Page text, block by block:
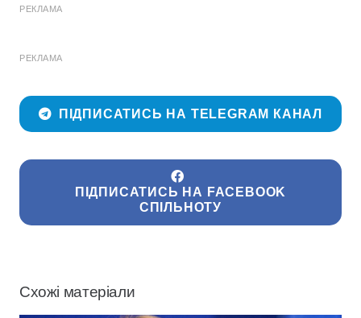
РЕКЛАМА
РЕКЛАМА
ПІДПИСАТИСЬ НА TELEGRAM КАНАЛ
ПІДПИСАТИСЬ НА FACEBOOK
СПІЛЬНОТУ
Схожі матеріали